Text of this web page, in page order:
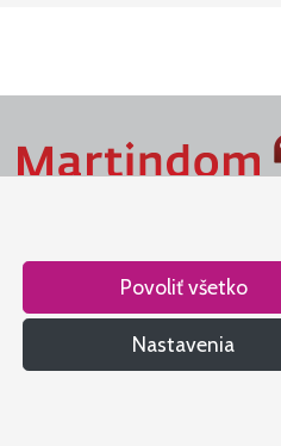
ktoré pomáha nájsť vzťah s Bohom.
Povoliť všetko
Nastavenia